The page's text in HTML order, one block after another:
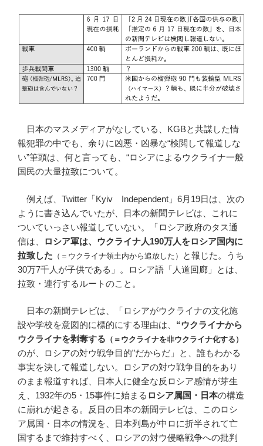
日本のマスメディアがなしている、KGBと共謀した情
報犯罪の中でも、余りに凶悪・凶暴な“検閲して報道しな
い”筆頭は、何と言っても、“ロシアによるウクライナ一般
国民の大量拉致について。
例えば、Twitter「Kyiv Independent」6月19日は、次の
ように書き込んでいたが、日本の新聞テレビは、これに
ついていっさい報道していない。「ロシア政府のタス通
信は、
ロシア軍は、ウクライナ人190万人をロシア国内に
拉致した （＝ウクライナ領土内から追放した）
と報じた。うち
30万7千人が子供である」。ロシア語「人道回廊」とは、
拉致・連行するルートのこと。
日本の新聞テレビは、「ロシアがウクライナの文化施
設や学校を意図的に標的にする理由は、 “ウクライナから
ウクライナを剥奪する （＝ウクライナを非ウクライナ化する）
のが、ロシアの対ウ戦争目的”だからだ」と、誰もわかる
事実を決して報道しない。ロシアの対ウ戦争目的をあり
のまま報道すれば、日本人に健全な反ロシア感情が芽生
え、1932年の5・15事件に始まる ロシア属国・日本の構造
に崩れが起きる。反日の日本の新聞テレビは、このロシ
ア属国・日本の情況を、日本列島が中ロに折半されて亡
国するまで維持すべく、ロシアの対ウ侵略戦争への批判